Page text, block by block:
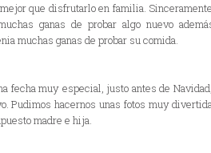
que disfrutarlo en familia.
ganas de probar algo nuevo
muchas ganas de probar su comida.
fecha muy especial, justo antes de
Pudimos hacernos unas fotos muy
madre e hija.